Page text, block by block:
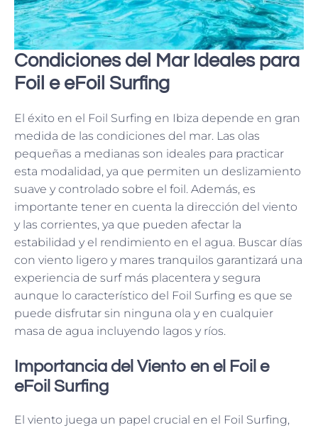
Condiciones del Mar Ideales para
Foil e eFoil Surfing
El éxito en el Foil Surfing en Ibiza depende en gran
medida de las condiciones del mar. Las olas
pequeñas a medianas son ideales para practicar
esta modalidad, ya que permiten un deslizamiento
suave y controlado sobre el foil. Además, es
importante tener en cuenta la dirección del viento
y las corrientes, ya que pueden afectar la
estabilidad y el rendimiento en el agua. Buscar días
con viento ligero y mares tranquilos garantizará una
experiencia de surf más placentera y segura
aunque lo característico del Foil Surfing es que se
puede disfrutar sin ninguna ola y en cualquier
masa de agua incluyendo lagos y ríos.
Importancia del Viento en el Foil e
eFoil Surfing
El viento juega un papel crucial en el Foil Surfing,